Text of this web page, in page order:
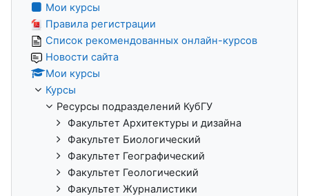
Мои курсы
Правила регистрации
Список рекомендованных онлайн-курсов
Новости сайта
Мои курсы
Курсы
Ресурсы подразделений КубГУ
Факультет Архитектуры и дизайна
Факультет Биологический
Факультет Географический
Факультет Геологический
Факультет Журналистики